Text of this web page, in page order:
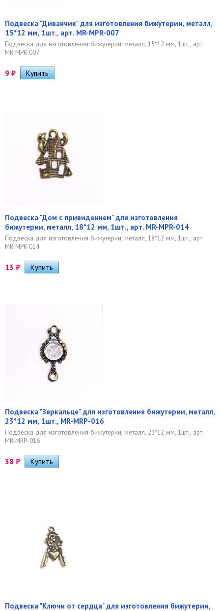
Подвеска "Диванчик" для изготовления бижутерии, металл,
15*12 мм, 1шт., арт. MR-MPR-007
Подвеска для изготовления бижутерии, металл, 15*12 мм, 1шт., арт.
MR-MPR-007
9 ₽
Подвеска "Дом с привидением" для изготовления
бижутерии, металл, 18*12 мм, 1шт., арт. MR-MPR-014
Подвеска для изготовления бижутерии, металл, 18*12 мм, 1шт., арт.
MR-MPR-014
13 ₽
Подвеска "Зеркальце" для изготовления бижутерии, металл,
23*12 мм, 1шт., MR-MRP-016
Подвеска для изготовления бижутерии, металл, 23*12 мм, 1шт., арт.
MR-MRP-016
38 ₽
Подвеска "Ключи от сердца" для изготовления бижутерии,